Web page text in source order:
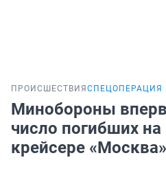
ПРОИСШЕСТВИЯ СПЕЦОПЕРАЦИЯ
Минобороны
число погибших
крейсере «Москва»